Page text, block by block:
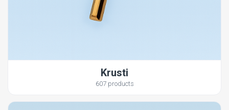
Krusti
607 products